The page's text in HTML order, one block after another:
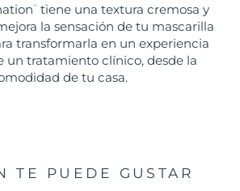
™
tiene una textura cremosa y
la sensación de tu mascarilla
transformarla en un experiencia
un tratamiento clínico, desde la
de tu casa.
TE PUEDE GUSTAR